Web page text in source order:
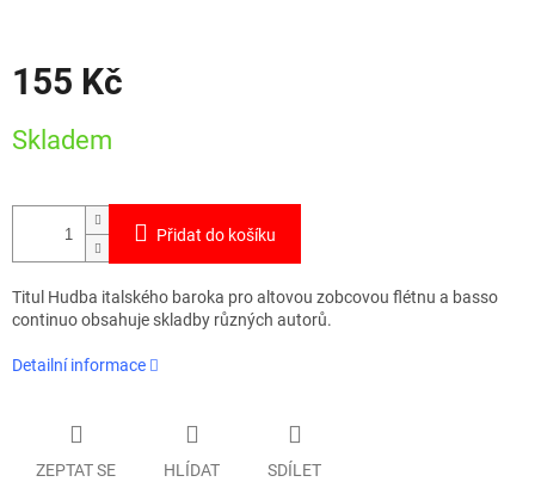
155 Kč
cena:
Skladem
Přidat do košíku
Titul Hudba italského baroka pro altovou zobcovou flétnu a basso
continuo obsahuje skladby různých autorů.
Detailní informace
ZEPTAT SE HLÍDAT SDÍLET